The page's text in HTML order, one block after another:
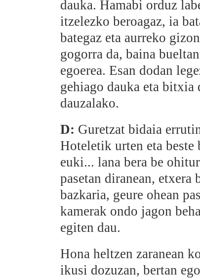
dauka. Hamabi orduz
itzelezko beroagaz, ia
bategaz eta aurreko
gogorra da, baina
egoerea. Esan dodan
gehiago dauka eta
dauzalako.
D: Guretzat bidaia
Hoteletik urten eta beste
euki... lana bera be
pasetan diranean,
bazkaria, geure ohean
kamerak ondo jagon
egiten dau.
Hona heltzen zaranean
ikusi dozuzan, bertan